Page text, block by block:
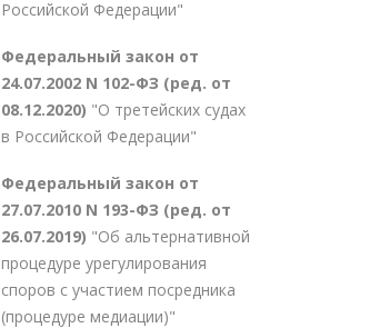
Российской Федерации"
Федеральный закон от
24.07.2002 N 102-ФЗ (ред. от
08.12.2020) "О третейских судах
в Российской Федерации"
Федеральный закон от
27.07.2010 N 193-ФЗ (ред. от
26.07.2019) "Об альтернативной
процедуре урегулирования
споров с участием посредника
(процедуре медиации)"